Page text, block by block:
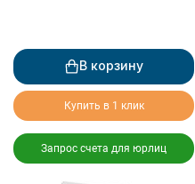
В корзину
Купить в 1 клик
Запрос счета для юрлиц